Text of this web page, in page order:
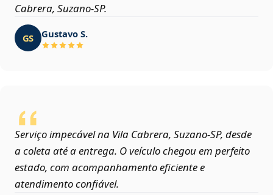
Cabrera, Suzano‑SP.
GS Gustavo S.
Serviço impecável na Vila Cabrera, Suzano‑SP, desde
a coleta até a entrega. O veículo chegou em perfeito
estado, com acompanhamento eficiente e
atendimento confiável.